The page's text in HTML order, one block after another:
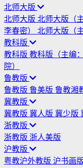
北师大版
北师大版 北师大版（
李春密） 北师大版（
教科版
教科版 教科版（主编
院）
鲁教版
鲁教版 鲁美版 鲁教湘
冀教版
冀教版 冀人版 冀少版
浙教版
浙教版 浙人美版
沪教版
粤教沪外教版 沪书画